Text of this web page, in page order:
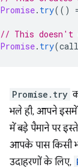
Promise. try(()
// This doesn't
Promise. try(
Promise.try
भले ही, आपने इसमें
में बड़े पैमाने पर
आपके पास किसी
उदाहरणों के लिए,